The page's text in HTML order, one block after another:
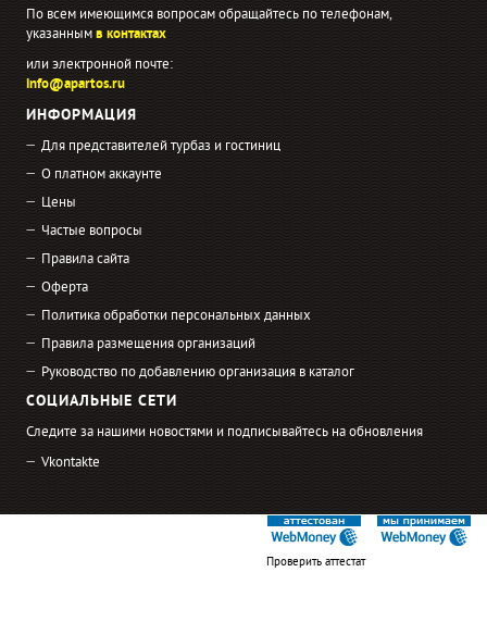
По всем имеющимся вопросам обращайтесь по телефонам,
указаннымв контактах
или электронной почте:
info@apartos.ru
ИНФОРМАЦИЯ
Для представителей турбаз и гостиниц
О платном аккаунте
Цены
Частые вопросы
Правила сайта
Оферта
Политика обработки персональных данных
Правила размещения организаций
Руководство по добавлению организация в каталог
СОЦИАЛЬНЫЕ СЕТИ
Следите за нашими новостями и подписывайтесь на обновления
Vkontakte
Проверить аттестат